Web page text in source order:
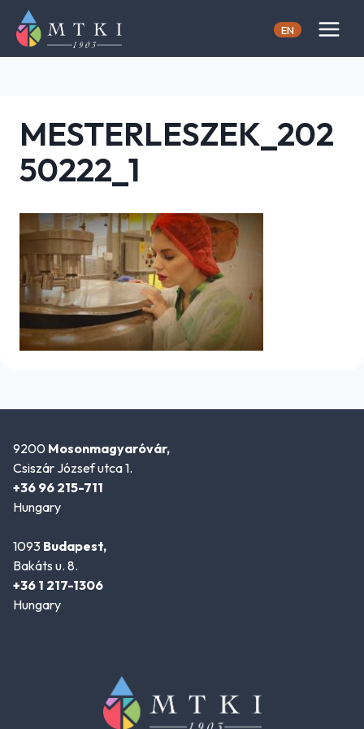
content
EN
MESTERLESZEK_202
50222_1
9200 Mosonmagyaróvár,
Csiszár József utca 1.
+36 96 215-711
Hungary
1093 Budapest,
Bakáts u. 8.
+36 1 217-1306
Hungary